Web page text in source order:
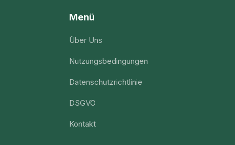
Menü
Über Uns
Nutzungsbedingungen
Datenschutzrichtlinie
DSGVO
Kontakt